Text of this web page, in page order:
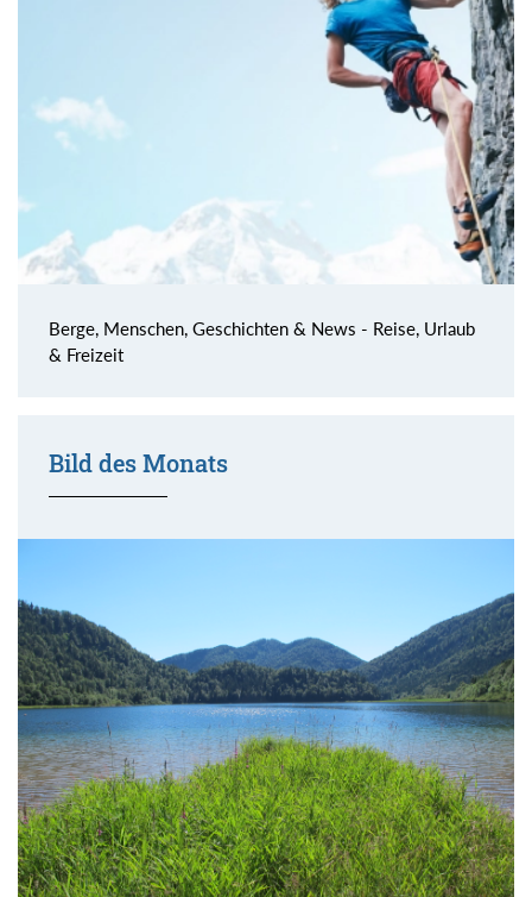
Berge, Menschen, Geschichten & News - Reise, Urlaub
& Freizeit
Bild des Monats